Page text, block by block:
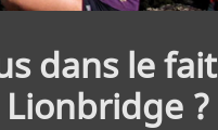
dans le fait
?